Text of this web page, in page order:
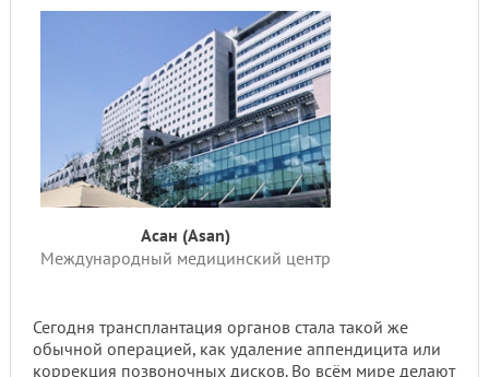
Асан (Asan)
Международный медицинский центр
Сегодня трансплантация органов стала такой же
обычной операцией, как удаление аппендицита или
коррекция позвоночных дисков. Во всём мире делают